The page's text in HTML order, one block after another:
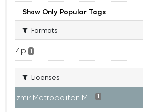
Show Only Popular Tags
Formats
Zip 1
Licenses
Izmir Metropolitan M... 1